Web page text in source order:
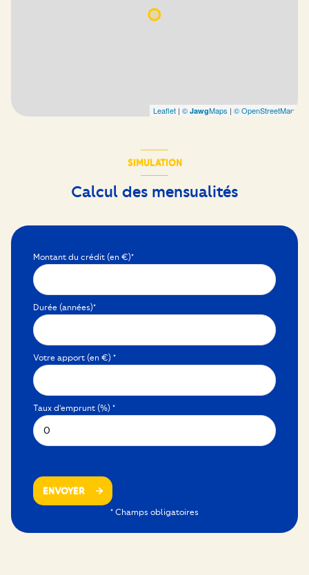
Leaflet | © JawgMaps | © OpenStreetMap
SIMULATION
Calcul des mensualités
Montant du crédit (en €)*
Durée (années)*
Votre apport (en €) *
Taux d'emprunt (%) *
ENVOYER
* Champs obligatoires